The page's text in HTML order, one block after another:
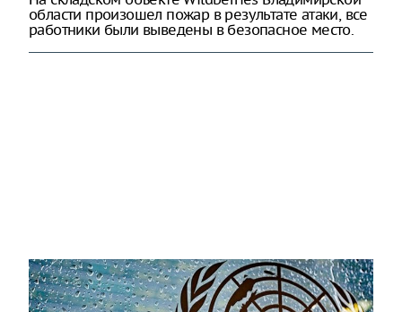
области произошел пожар в результате атаки, все
работники были выведены в безопасное место.